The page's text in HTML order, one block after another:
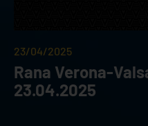
23/04/2025
Rana Verona-
23.04.2025